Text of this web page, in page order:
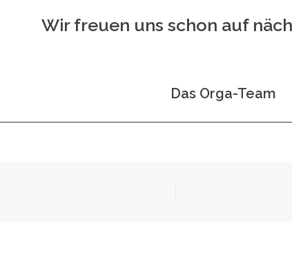
Wir freuen uns schon auf
Das Orga-Team